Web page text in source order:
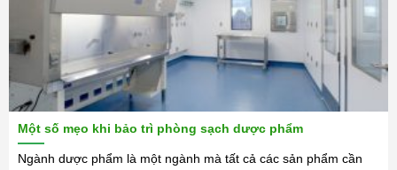
Một số mẹo khi bảo trì phòng sạch dược phẩm
Ngành dược phẩm là một ngành mà tất cả các sản phẩm cần